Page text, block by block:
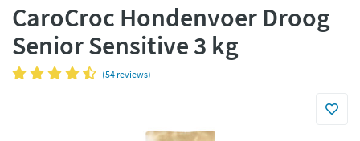
Betaal met Klarna
CaroCroc Hondenvoer Droog
Senior Sensitive 3 kg
(54 reviews)